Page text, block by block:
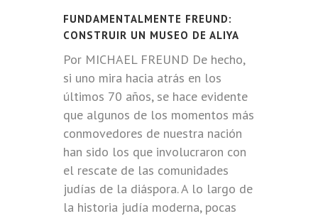
FUNDAMENTALMENTE FREUND:
CONSTRUIR UN MUSEO DE ALIYA
Por MICHAEL FREUND De hecho,
si uno mira hacia atrás en los
últimos 70 años, se hace evidente
que algunos de los momentos más
conmovedores de nuestra nación
han sido los que involucraron con
el rescate de las comunidades
judías de la diáspora. A lo largo de
la historia judía moderna, pocas